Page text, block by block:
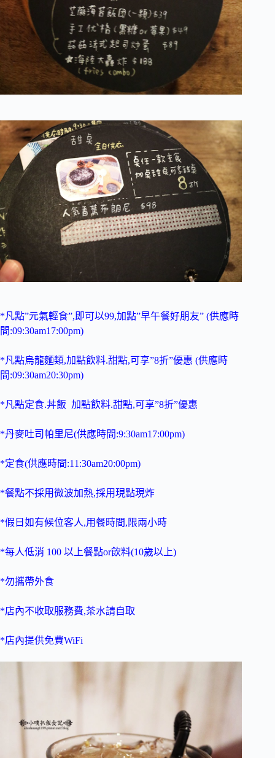
*凡點”元氣輕食”,即可以99,加點”早午餐好朋友” (供應時
間:09:30am17:00pm)
*凡點烏龍麵類,加點飲料.甜點,可享”8折”優惠 (供應時
間:09:30am20:30pm)
*凡點定食.丼飯 加點飲料.甜點,可享”8折”優惠
*丹麥吐司帕里尼(供應時間:9:30am17:00pm)
*定食(供應時間:11:30am20:00pm)
*餐點不採用微波加熱,採用現點現炸
*假日如有候位客人,用餐時間,限兩小時
*每人低消 100 以上餐點or飲料(10歲以上)
*勿攜帶外食
*店內不收取服務費,茶水請自取
*店內提供免費WiFi